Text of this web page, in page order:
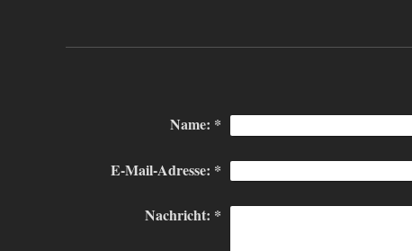
Name: *
E-Mail-Adresse: *
Nachricht: *